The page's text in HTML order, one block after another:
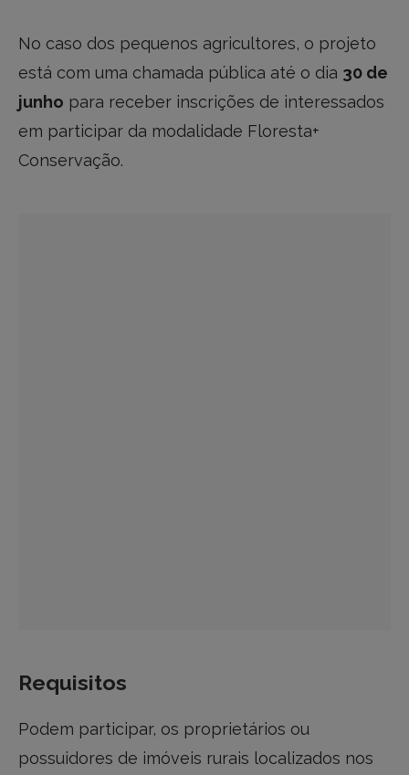
No caso dos pequenos agricultores, o projeto
está com uma chamada pública até o dia 30 de
junho para receber inscrições de interessados
em participar da modalidade Floresta+
Conservação.
Requisitos
Podem participar, os proprietários ou
possuidores de imóveis rurais localizados nos